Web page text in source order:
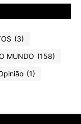
(3)
MUNDO (158)
(1)